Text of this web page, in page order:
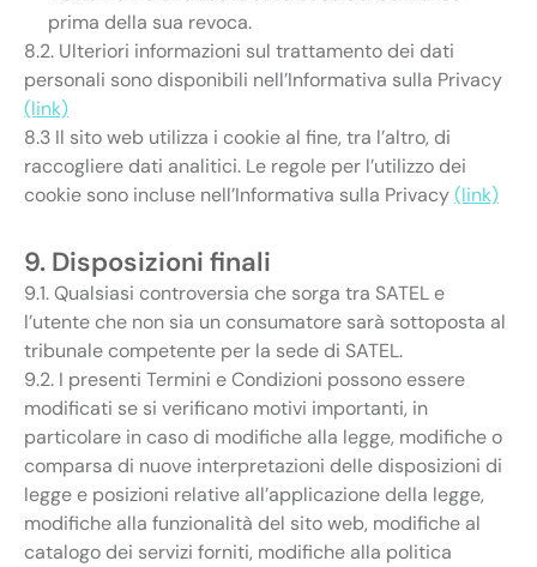
prima della sua revoca.
8.2. Ulteriori informazioni sul trattamento dei dati
personali sono disponibili nell’Informativa sulla Privacy
(link)
8.3 Il sito web utilizza i cookie al fine, tra l’altro, di
raccogliere dati analitici. Le regole per l’utilizzo dei
cookie sono incluse nell’Informativa sulla Privacy(link)
9. Disposizioni finali
9.1. Qualsiasi controversia che sorga tra SATEL e
l’utente che non sia un consumatore sarà sottoposta al
tribunale competente per la sede di SATEL.
9.2. I presenti Termini e Condizioni possono essere
modificati se si verificano motivi importanti, in
particolare in caso di modifiche alla legge, modifiche o
comparsa di nuove interpretazioni delle disposizioni di
legge e posizioni relative all’applicazione della legge,
modifiche alla funzionalità del sito web, modifiche al
catalogo dei servizi forniti, modifiche alla politica